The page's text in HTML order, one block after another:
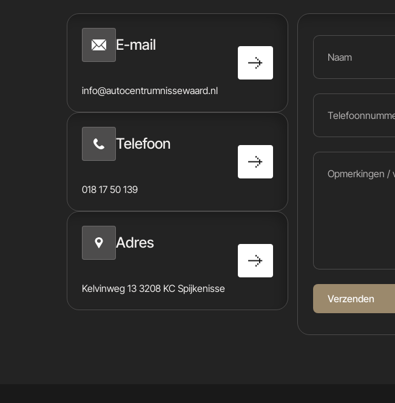
Verzenden
E-mail
info@autocentrumnissewaard.nl
Telefoon
018 17 50 139
Adres
Kelvinweg 13 3208 KC Spijkenisse